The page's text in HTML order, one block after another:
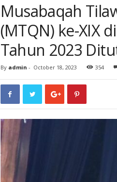
Musabaqah
(MTQN) ke-XIX
Tahun 2023
By admin - October 18, 2023 354